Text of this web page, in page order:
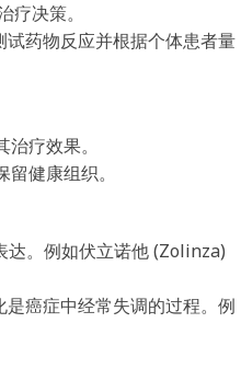
决策。
药物反应并根据个体患者量
疗效果。
健康组织。
达。例如伏立诺他 (Zolinza)
癌症中经常失调的过程。例